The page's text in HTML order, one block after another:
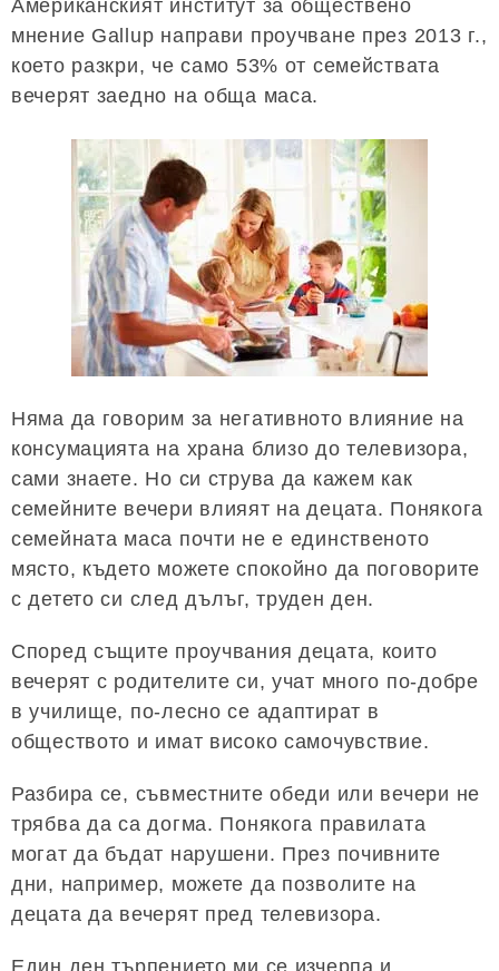
Американският институт за обществено
мнение Gallup направи проучване през 2013 г.,
което разкри, че само 53% от семействата
вечерят заедно на обща маса.
Няма да говорим за негативното влияние на
консумацията на храна близо до телевизора,
сами знаете. Но си струва да кажем как
семейните вечери влияят на децата. Понякога
семейната маса почти не е единственото
място, където можете спокойно да поговорите
с детето си след дълъг, труден ден.
Според същите проучвания децата, които
вечерят с родителите си, учат много по-добре
в училище, по-лесно се адаптират в
обществото и имат високо самочувствие.
Разбира се, съвместните обеди или вечери не
трябва да са догма. Понякога правилата
могат да бъдат нарушени. През почивните
дни, например, можете да позволите на
децата да вечерят пред телевизора.